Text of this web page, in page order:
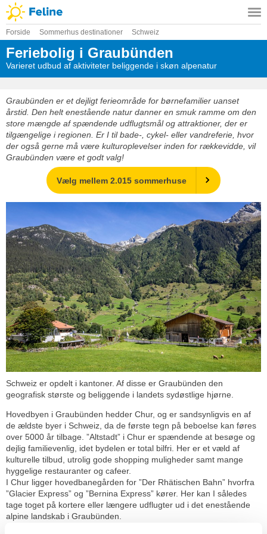
Forside Sommerhus destinationer Schweiz
Feriebolig i Graubünden
Varieret udbud af aktiviteter beliggende i skøn alpenatur
Graubünden er et dejligt ferieområde for børnefamilier uanset
årstid. Den helt enestående natur danner en smuk ramme om den
store mængde af spændende udflugtsmål og attraktioner, der er
tilgængelige i regionen. Er I til bade-, cykel- eller vandreferie, hvor
der også gerne må være kulturoplevelser inden for rækkevidde, vil
Graubünden være et godt valg!
Vælg mellem 2.015 sommerhuse
Schweiz er opdelt i kantoner. Af disse er Graubünden den
geografisk største og beliggende i landets sydøstlige hjørne.
Hovedbyen i Graubünden hedder Chur, og er sandsynligvis en af
de ældste byer i Schweiz, da de første tegn på beboelse kan føres
over 5000 år tilbage. ”Altstadt” i Chur er spændende at besøge og
dejlig familievenlig, idet bydelen er total bilfri. Her er et væld af
kulturelle tilbud, utrolig gode shopping muligheder samt mange
hyggelige restauranter og cafeer.
I Chur ligger hovedbanegården for ”Der Rhätischen Bahn” hvorfra
”Glacier Express” og ”Bernina Express” kører. Her kan I således
tage toget på kortere eller længere udflugter ud i det enestående
alpine landskab i Graubünden.